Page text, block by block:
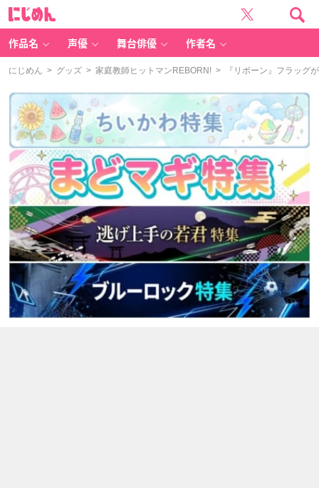
作品名 声優 舞台俳優 作者名
にじめん > グッズ > 家庭教師ヒットマンREBORN! > 『リボーン』フラッグ